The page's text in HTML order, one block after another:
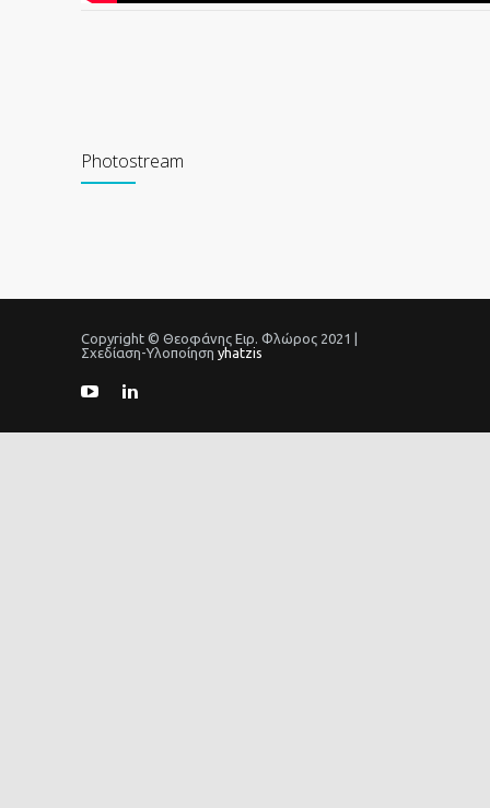
Photostream
Copyright © Θεοφάνης Ειρ. Φλώρος 2021 |
Σχεδίαση-Υλοποίηση yhatzis